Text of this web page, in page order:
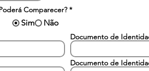
Comparecer? *
Sim Não
Documento de
Documento de